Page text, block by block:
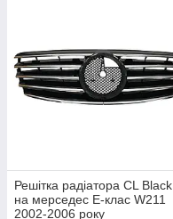
Решітка радіатора CL Black
на мерседес E-клас W211
2002-2006 року